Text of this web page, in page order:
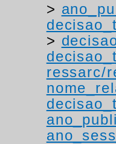
>
>
ressarc/